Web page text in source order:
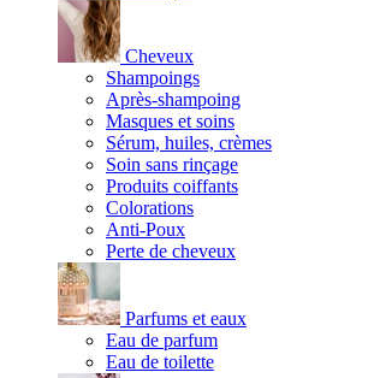
Cheveux
Shampoings
Après-shampoing
Masques et soins
Sérum, huiles, crèmes
Soin sans rinçage
Produits coiffants
Colorations
Anti-Poux
Perte de cheveux
Parfums et eaux
Eau de parfum
Eau de toilette